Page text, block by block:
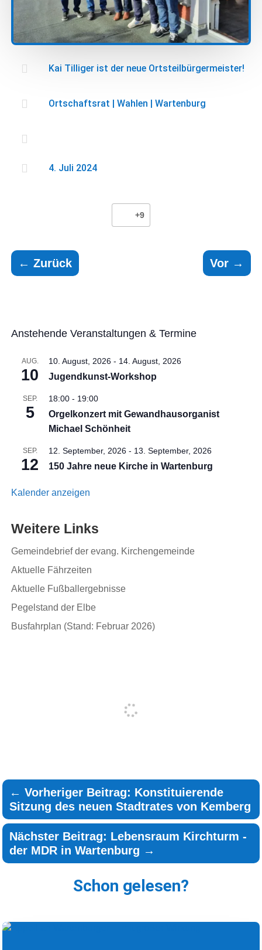
 Kai Tilliger ist der neue Ortsteilbürgermeister!
 Ortschaftsrat | Wahlen | Wartenburg

 4. Juli 2024
+9
←Zurück Vor→
Anstehende Veranstaltungen & Termine
AUG.
10
10. August, 2026 - 14. August, 2026
Jugendkunst-Workshop
SEP.
5
18:00 - 19:00
Orgelkonzert mit Gewandhausorganist
Michael Schönheit
SEP.
12
12. September, 2026 - 13. September, 2026
150 Jahre neue Kirche in Wartenburg
Kalender anzeigen
Weitere Links
Gemeindebrief der evang. Kirchengemeinde
Aktuelle Fährzeiten
Aktuelle Fußballergebnisse
Pegelstand der Elbe
Busfahrplan (Stand: Februar 2026)
←Vorheriger Beitrag: Konstituierende
Sitzung des neuen Stadtrates von Kemberg
Nächster Beitrag: Lebensraum Kirchturm -
der MDR in Wartenburg →
Schon gelesen?